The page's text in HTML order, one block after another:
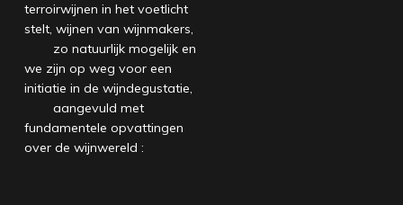
terroirwijnen in het voetlicht
stelt, wijnen van wijnmakers,
zo natuurlijk mogelijk en
we zijn op weg voor een
initiatie in de wijndegustatie,
aangevuld met
fundamentele opvattingen
over de wijnwereld :